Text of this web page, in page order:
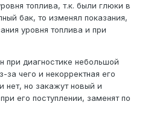
топлива, т.к. были глюки в
бак, то изменял показания,
уровня топлива и при
при диагностике небольшой
за чего и некорректная его
нет, но закажут новый и
его поступлении, заменят по